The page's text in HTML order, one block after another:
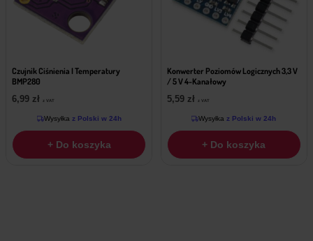
Czujnik Ciśnienia I Temperatury
BMP280
6,99 zł z VAT
Wysyłka z Polski w 24h
+ Do koszyka
Konwerter Poziomów Logicznych 3,3 V
/ 5 V 4-Kanałowy
5,59 zł z VAT
Wysyłka z Polski w 24h
+ Do koszyka